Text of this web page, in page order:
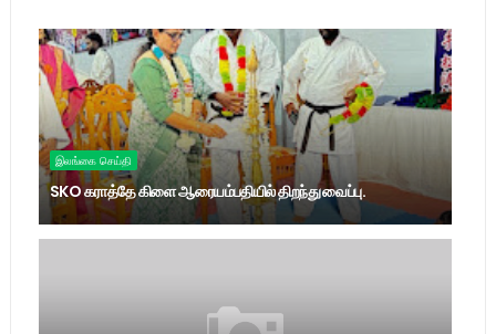
இலங்கை செய்தி
SKO கராத்தே கிளை ஆரையம்பதியில் திறந்து வைப்பு.